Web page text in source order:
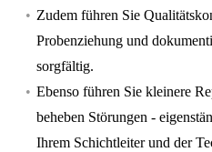
Zudem führen Sie
Probenziehung und
sorgfältig.
Ebenso führen Sie kleinere
beheben Störungen -
Ihrem Schichtleiter und der